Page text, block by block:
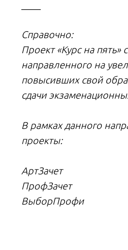
Справочно:
Проект «Курс на
направленного на
повысивших свой
сдачи
В рамках данного
проекты:
АртЗачет
ПрофЗачет
ВыборПрофи